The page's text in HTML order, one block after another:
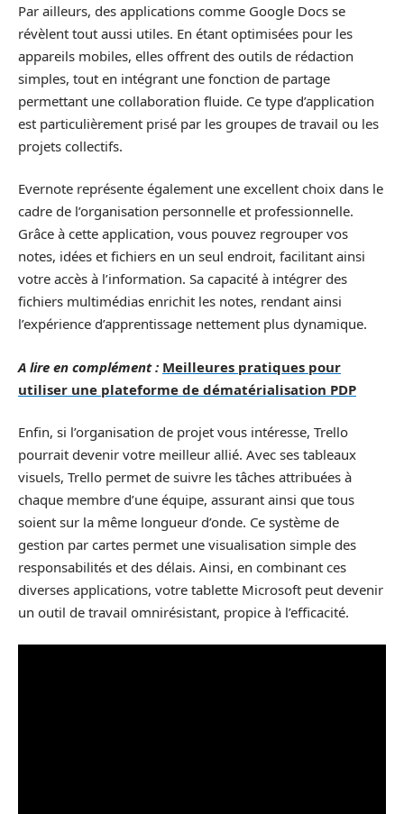
Par ailleurs, des applications comme Google Docs se
révèlent tout aussi utiles. En étant optimisées pour les
appareils mobiles, elles offrent des outils de rédaction
simples, tout en intégrant une fonction de partage
permettant une collaboration fluide. Ce type d’application
est particulièrement prisé par les groupes de travail ou les
projets collectifs.
Evernote représente également une excellent choix dans le
cadre de l’organisation personnelle et professionnelle.
Grâce à cette application, vous pouvez regrouper vos
notes, idées et fichiers en un seul endroit, facilitant ainsi
votre accès à l’information. Sa capacité à intégrer des
fichiers multimédias enrichit les notes, rendant ainsi
l’expérience d’apprentissage nettement plus dynamique.
A lire en complément : Meilleures pratiques pour
utiliser une plateforme de dématérialisation PDP
Enfin, si l’organisation de projet vous intéresse, Trello
pourrait devenir votre meilleur allié. Avec ses tableaux
visuels, Trello permet de suivre les tâches attribuées à
chaque membre d’une équipe, assurant ainsi que tous
soient sur la même longueur d’onde. Ce système de
gestion par cartes permet une visualisation simple des
responsabilités et des délais. Ainsi, en combinant ces
diverses applications, votre tablette Microsoft peut devenir
un outil de travail omnirésistant, propice à l’efficacité.